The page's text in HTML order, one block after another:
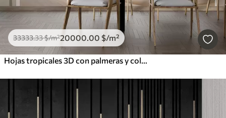
33333.33$/m²20000.00 $/m²
Hojas tropicales 3D con palmeras y columnas